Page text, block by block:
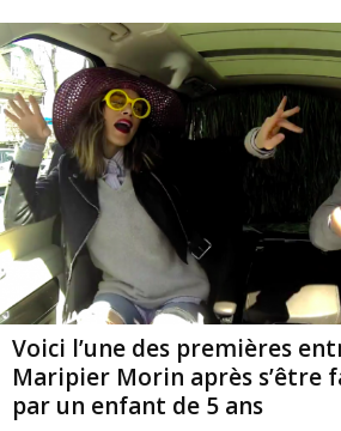
Voici l’une des premières
Maripier Morin après s’être
par un enfant de 5 ans